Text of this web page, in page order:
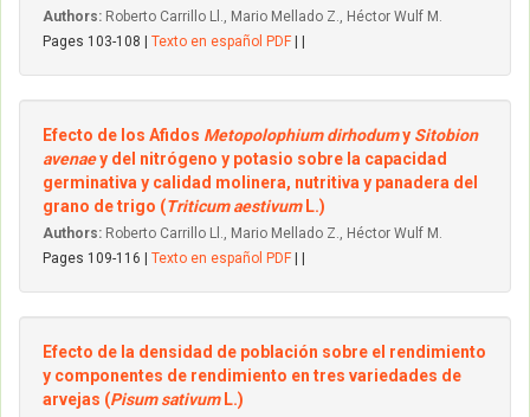
Authors: Roberto Carrillo Ll., Mario Mellado Z., Héctor Wulf M.
Pages 103-108 | Texto en español PDF
Efecto de los Afidos Metopolophium dirhodumy Sitobion
avenaey del nitrógeno y potasio sobre la capacidad
germinativa y calidad molinera, nutritiva y panadera del
grano de trigo (Triticum aestivum L.)
Authors: Roberto Carrillo Ll., Mario Mellado Z., Héctor Wulf M.
Pages 109-116 | Texto en español PDF
Efecto de la densidad de población sobre el rendimiento
y componentes de rendimiento en tres variedades de
arvejas (Pisum sativum L.)